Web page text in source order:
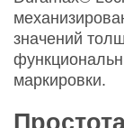
значений
маркировки.